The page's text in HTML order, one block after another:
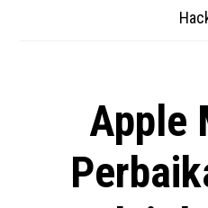
Apple